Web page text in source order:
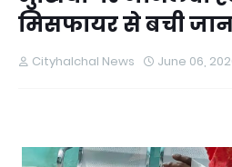
मिसफायर से बची
Cityhalchal News June 06,